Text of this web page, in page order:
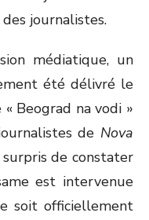
journalistes.
médiatique, un
été délivré le
Beograd na vodi »
de Nova
de constater
est intervenue
soit officiellement